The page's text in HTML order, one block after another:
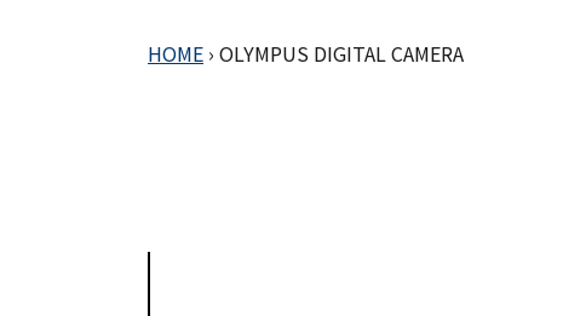
HOME › OLYMPUS DIGITAL CAMERA